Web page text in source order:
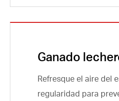
Ganado
Refresque el aire del
regularidad para